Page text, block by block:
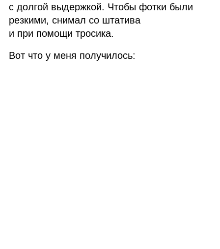
с долгой выдержкой. Чтобы фотки были
резкими, снимал со штатива
и при помощи тросика.
Вот что у меня получилось: